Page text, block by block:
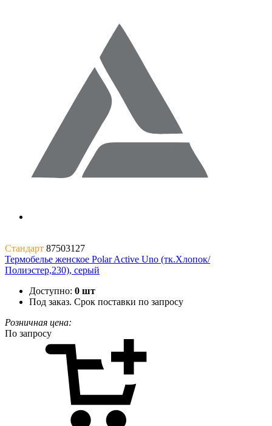
Стандарт 87503127
Термобелье женское Polar Active Uno (тк.Хлопок/
Полиэстер,230), серый
Доступно: 0 шт
Под заказ. Срок поставки по запросу
Розничная цена:
По запросу